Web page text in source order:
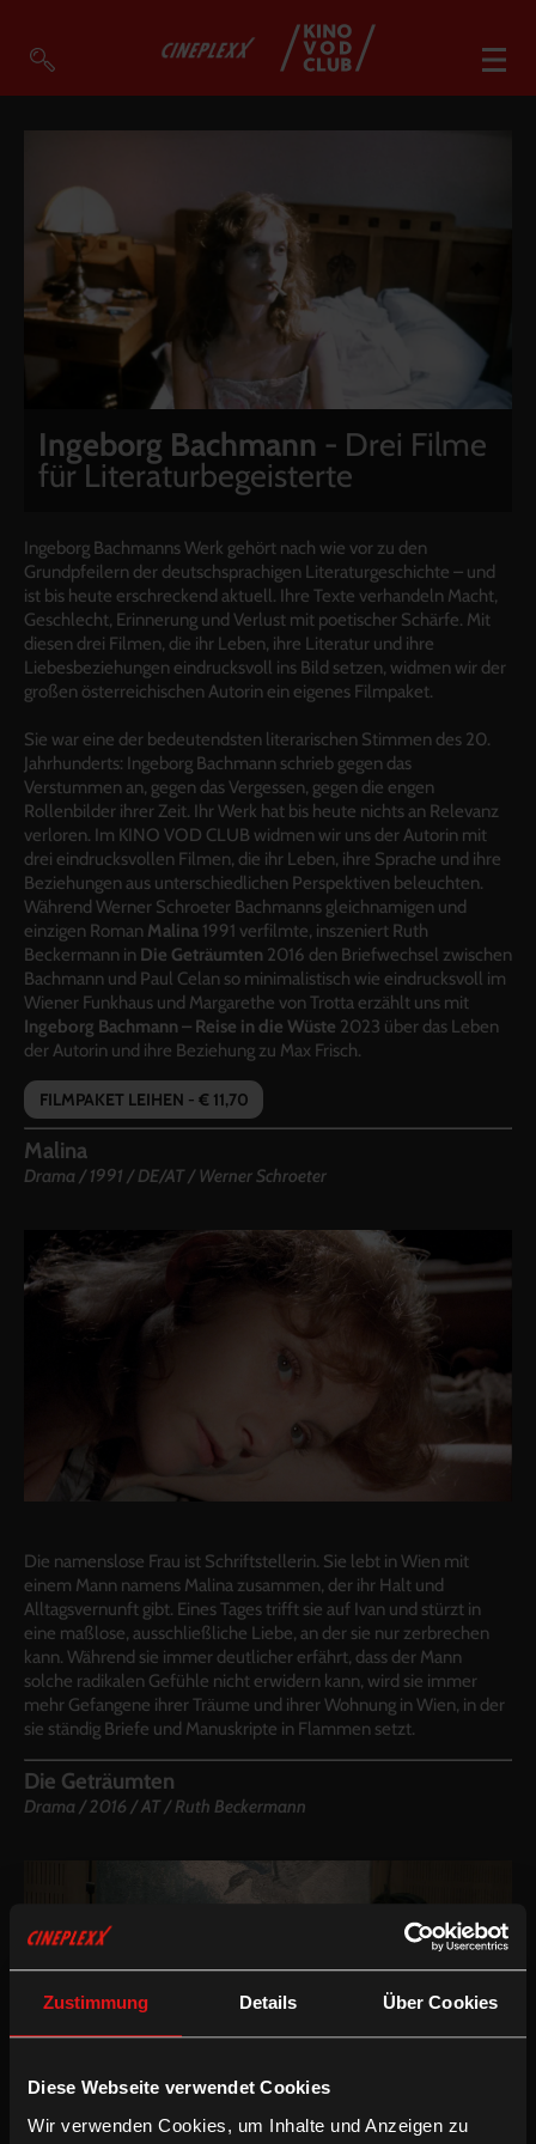
Zustimmung Details Über Cookies
Diese Webseite verwendet Cookies
Wir verwenden Cookies, um Inhalte und Anzeigen zu
So geht’s
Filmpakete
Account
Warenkorb
Suche
Ingeborg Bachmann - Drei Filme
für Literaturbegeisterte
Ingeborg Bachmanns Werk gehört nach wie vor zu den
Grundpfeilern der deutschsprachigen Literaturgeschichte – und
ist bis heute erschreckend aktuell. Ihre Texte verhandeln Macht,
Geschlecht, Erinnerung und Verlust mit poetischer Schärfe. Mit
diesen drei Filmen, die ihr Leben, ihre Literatur und ihre
Liebesbeziehungen eindrucksvoll ins Bild setzen, widmen wir der
großen österreichischen Autorin ein eigenes Filmpaket.
Sie war eine der bedeutendsten literarischen Stimmen des 20.
Jahrhunderts: Ingeborg Bachmann schrieb gegen das
Verstummen an, gegen das Vergessen, gegen die engen
Rollenbilder ihrer Zeit. Ihr Werk hat bis heute nichts an Relevanz
verloren. Im KINO VOD CLUB widmen wir uns der Autorin mit
drei eindrucksvollen Filmen, die ihr Leben, ihre Sprache und ihre
Beziehungen aus unterschiedlichen Perspektiven beleuchten.
Während Werner Schroeter Bachmanns gleichnamigen und
einzigen Roman Malina 1991 verfilmte, inszeniert Ruth
Beckermann in Die Geträumten 2016 den Briefwechsel zwischen
Bachmann und Paul Celan so minimalistisch wie eindrucksvoll im
Wiener Funkhaus und Margarethe von Trotta erzählt uns mit
Ingeborg Bachmann – Reise in die Wüste 2023 über das Leben
der Autorin und ihre Beziehung zu Max Frisch.
FILMPAKET LEIHEN - € 11,70
Malina
Drama / 1991 / DE/AT / Werner Schroeter
Die namenslose Frau ist Schriftstellerin. Sie lebt in Wien mit
einem Mann namens Malina zusammen, der ihr Halt und
Alltagsvernunft gibt. Eines Tages trifft sie auf Ivan und stürzt in
eine maßlose, ausschließliche Liebe, an der sie nur zerbrechen
kann. Während sie immer deutlicher erfährt, dass der Mann
solche radikalen Gefühle nicht erwidern kann, wird sie immer
mehr Gefangene ihrer Träume und ihrer Wohnung in Wien, in der
sie ständig Briefe und Manuskripte in Flammen setzt.
Die Geträumten
Drama /2016 /AT / Ruth Beckermann